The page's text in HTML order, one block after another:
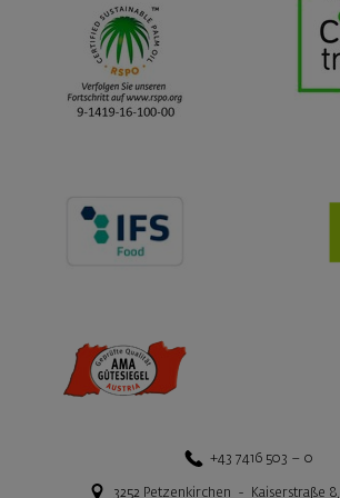
+43 7416 503 – 0
3252 Petzenkirchen - Kaiserstraße 8,